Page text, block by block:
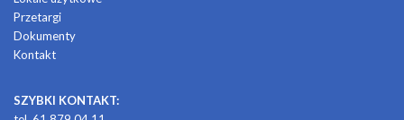
Przetargi
Dokumenty
Kontakt
SZYBKI KONTAKT: